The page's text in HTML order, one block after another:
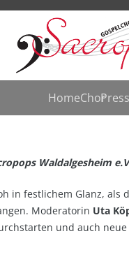
HomeChor
Waldalgesheim
in festlichem Glanz, als
Moderatorin Uta
und auch